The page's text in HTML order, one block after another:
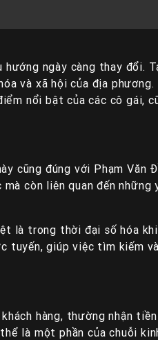
ngày càng thay đổi.
và xã hội của địa
nổi bật của các cô gái,
cũng đúng với Phạm Văn
còn liên quan đến những
là trong thời đại số hóa
tuyến, giúp việc tìm kiếm
hàng, thường nhận
là một phần của chuỗi